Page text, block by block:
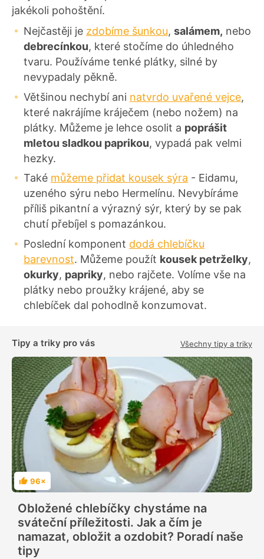
jakékoli pohoštění.
Nejčastěji je zdobíme šunkou, salámem, nebo
debrecínkou, které stočíme do úhledného
tvaru. Používáme tenké plátky, silné by
nevypadaly pěkně.
Většinou nechybí ani natvrdo uvařené vejce,
které nakrájíme kráječem (nebo nožem) na
plátky. Můžeme je lehce osolit a poprášit
mletou sladkou paprikou, vypadá pak velmi
hezky.
Také můžeme přidat kousek sýra - Eidamu,
uzeného sýru nebo Hermelínu. Nevybíráme
příliš pikantní a výrazný sýr, který by se pak
chutí přebíjel s pomazánkou.
Poslední komponent dodá chlebíčku
barevnost. Můžeme použít kousek petrželky,
okurky, papriky, nebo rajčete. Volíme vše na
plátky nebo proužky krájené, aby se
chlebíček dal pohodlně konzumovat.
Tipy a triky pro vás Všechny tipy a triky
H
o
n
o
c
e
n
í
96×
Obložené chlebíčky chystáme na
sváteční příležitosti. Jak a čím je
namazat, obložit a ozdobit? Poradí naše
tipy